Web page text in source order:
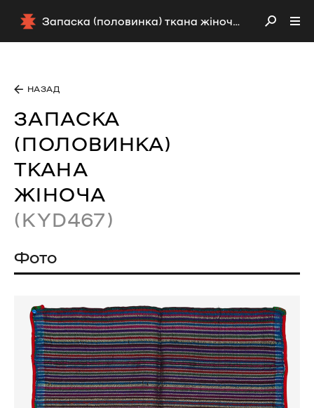
Запаска (половинка) ткана жіноча (KYD467)
НАЗАД
ЗАПАСКА
(ПОЛОВИНКА)
ТКАНА
ЖІНОЧА
(KYD467)
Фото